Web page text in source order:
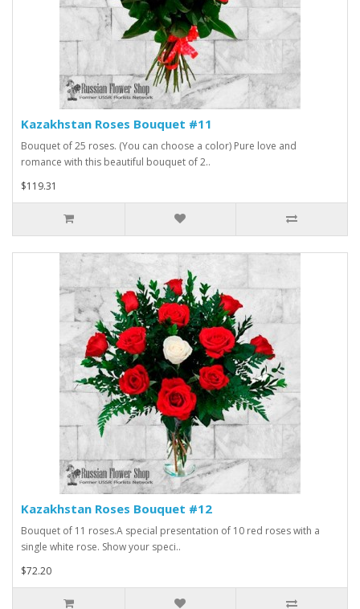
Kazakhstan Roses Bouquet #11
Bouquet of 25 roses. (You can choose a color) Pure love and
romance with this beautiful bouquet of 2..
$119.31
Kazakhstan Roses Bouquet #12
Bouquet of 11 roses.A special presentation of 10 red roses with a
single white rose. Show your speci..
$72.20